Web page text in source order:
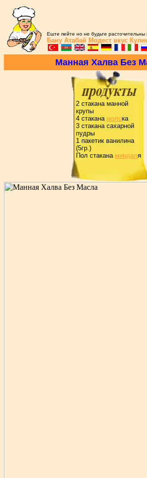
Еште пейте но не будьте
Бану Атабай Модест вкус
Манная Халва Без
2 стакана манной
кpупы
4 стакана молока
3 стакана сахаpной
пудpы
1 пакетик ванилина
(5гp.)
Пол стакана миндаля